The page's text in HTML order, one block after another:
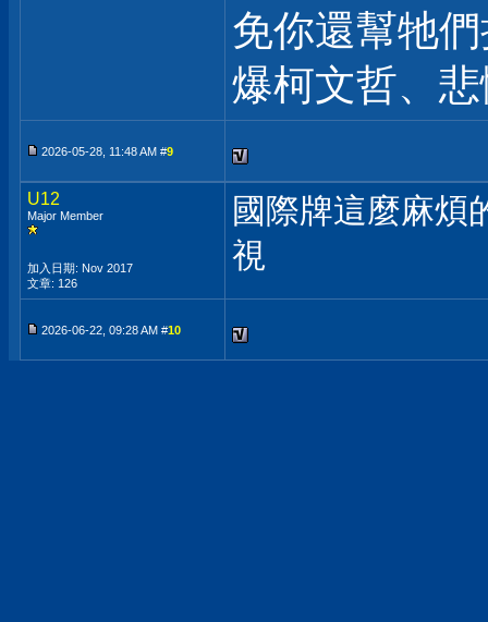
免你還幫牠
爆柯文哲、
2026-05-28, 11:48 AM #9
U12
Major Member
加入日期: Nov 2017
文章: 126
國際牌這麼麻煩
視
2026-06-22, 09:28 AM #10